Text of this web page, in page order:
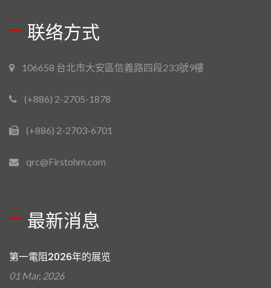
联络方式
106658 台北市大安區信義路四段233號9樓
(+886) 2-2705-1878
(+886) 2-2703-6701
qrc@Firstohm.com
最新消息
第一電阻2026年的展览
01 Mar, 2026